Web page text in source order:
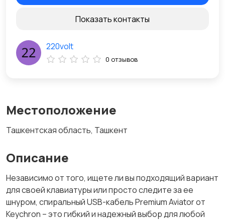
Местоположение
Ташкентская область, Ташкент
Описание
Независимо от того, ищете ли вы подходящий вариант
для своей клавиатуры или просто следите за ее
шнуром, спиральный USB-кабель Premium Aviator от
Keychron – это гибкий и надежный выбор для любой
Показать контакты
220volt
0 отзывов